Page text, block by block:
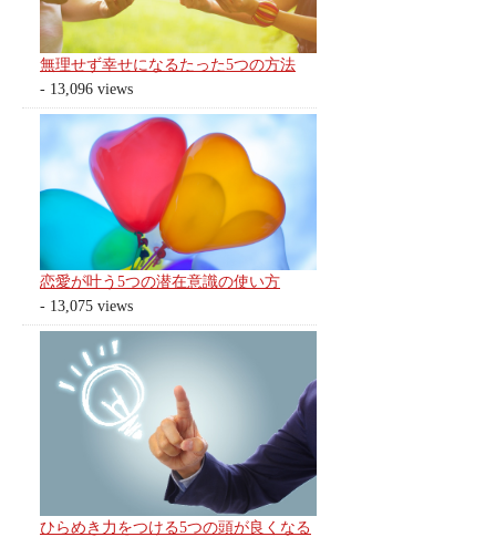
無理せず幸せになるたった5つの方法
- 13,096 views
恋愛が叶う5つの潜在意識の使い方
- 13,075 views
ひらめき力をつける5つの頭が良くなる